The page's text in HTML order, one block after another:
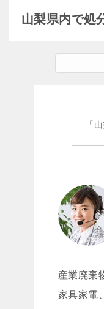
山梨県内で処
「
産業廃棄
家具家電